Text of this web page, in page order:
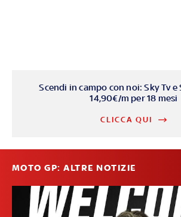
Scendi in campo con noi: Sky Tv e
14,90€/m per 18 mesi
CLICCA QUI
MOTO GP: ALTRE NOTIZIE